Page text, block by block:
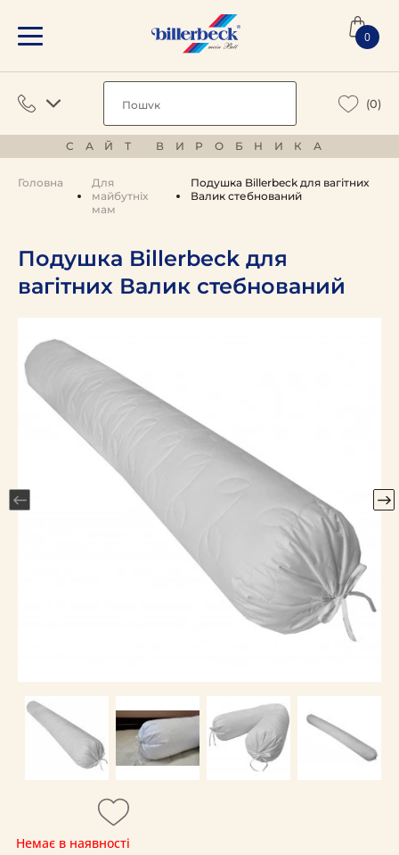
0
(0)
САЙТ ВИРОБНИКА
Головна
Для
майбутніх
мам
Подушка Billerbeck для вагітних
Валик стебнований
Подушка Billerbeck для
вагітних Валик стебнований
Немає в наявності